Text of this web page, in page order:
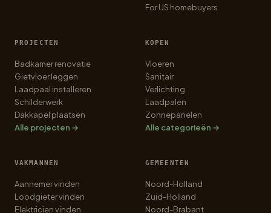
For US homebuyers
PROJECTEN
Badkamer renovatie
Gietvloer leggen
Laadpaal installeren
Schilderwerk
Dakkapel plaatsen
Alle projecten →
KOPEN
Vloeren
Sanitair
Verlichting
Laadpalen
Zonnepanelen
Alle categorieën →
VAKMANNEN
Aannemer vinden
Loodgieter vinden
Elektricien vinden
GEMEENTEN
Noord-Holland
Zuid-Holland
Noord-Brabant